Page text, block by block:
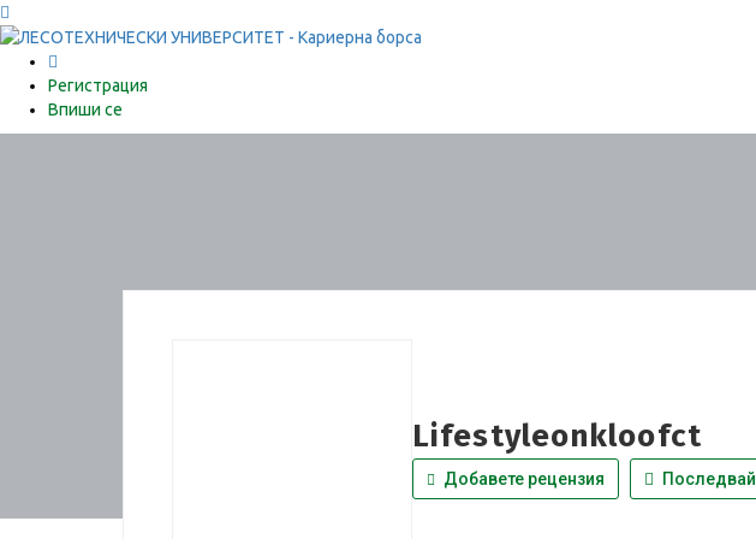
Регистрация
Впиши се
Lifestyleonkloofct
Добавете рецензия Последвай